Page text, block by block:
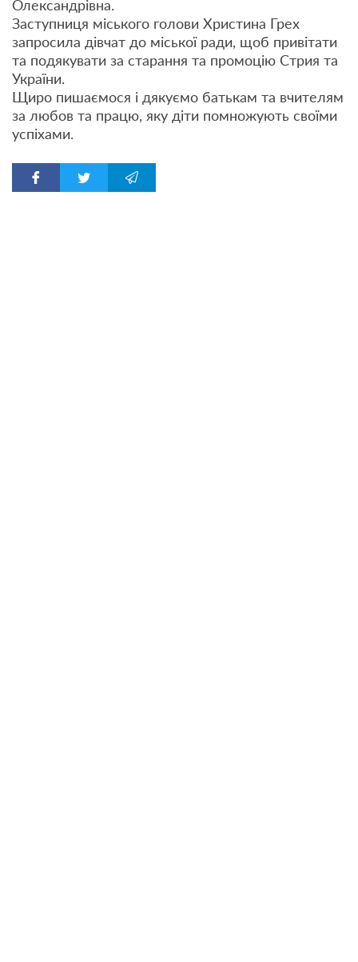
Олександрівна.
Заступниця міського голови Христина Грех
запросила дівчат до міської ради, щоб привітати
та подякувати за старання та промоцію Стрия та
України.
Щиро пишаємося і дякуємо батькам та вчителям
за любов та працю, яку діти помножують своїми
успіхами.